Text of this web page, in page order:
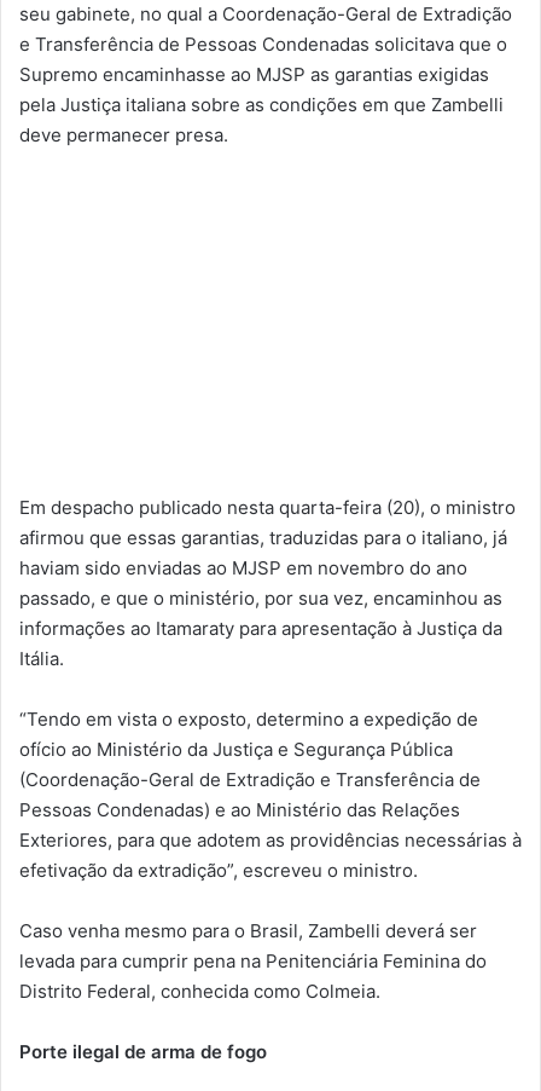
seu gabinete, no qual a Coordenação-Geral de Extradição
e Transferência de Pessoas Condenadas solicitava que o
Supremo encaminhasse ao MJSP as garantias exigidas
pela Justiça italiana sobre as condições em que Zambelli
deve permanecer presa.
Em despacho publicado nesta quarta-feira (20), o ministro
afirmou que essas garantias, traduzidas para o italiano, já
haviam sido enviadas ao MJSP em novembro do ano
passado, e que o ministério, por sua vez, encaminhou as
informações ao Itamaraty para apresentação à Justiça da
Itália.
“Tendo em vista o exposto, determino a expedição de
ofício ao Ministério da Justiça e Segurança Pública
(Coordenação-Geral de Extradição e Transferência de
Pessoas Condenadas) e ao Ministério das Relações
Exteriores, para que adotem as providências necessárias à
efetivação da extradição”, escreveu o ministro.
Caso venha mesmo para o Brasil, Zambelli deverá ser
levada para cumprir pena na Penitenciária Feminina do
Distrito Federal, conhecida como Colmeia.
Porte ilegal de arma de fogo